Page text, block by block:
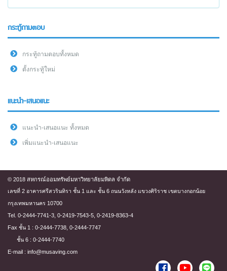
กระทู้ถามตอบ
กระทู้ถามตอบทั้งหมด
ตั้งกระทู้ใหม่
แนะนำ-เสนอแนะ
แนะนำ-เสนอแนะ ทั้งหมด
เพิ่มแนะนำ-เสนอแนะ
© 2018 สหกรณ์ออมทรัพย์มหาวิทยาลัยมหิดล จำกัด
เลขที่ 2 อาคารศรีสวรินทิรา ชั้น 1 และ ชั้น 6 ถนนวังหลัง แขวงศิริราช เขตบางกอกน้อย
กรุงเทพมหานคร 10700
Tel. 0-2444-7741-3, 0-2419-7543-5, 0-2419-8363-4
Fax ชั้น 1 : 0-2444-7738, 0-2444-7747
ชั้น 6 : 0-2444-7740
E-mail : info@musaving.com